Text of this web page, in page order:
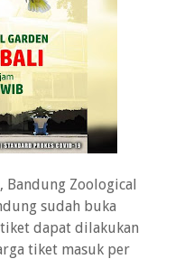
Bandung Zoological
sudah buka
dapat dilakukan
tiket masuk per